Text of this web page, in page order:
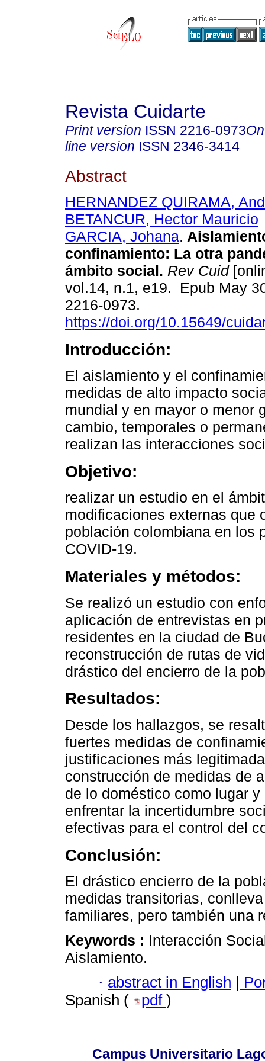
Revista Cuidarte
Print version ISSN 2216-0973
line version ISSN 2346-3414
Abstract
HERNANDEZ QUIRAMA,
BETANCUR, Hector Mauricio
GARCIA, Johana.
confinamiento: La otra
ámbito social. Rev Cuid
vol.14, n.1, e19. Epub May
2216-0973.
https://doi.org/10.15649/
Introducción:
El aislamiento y el
medidas de alto impacto
mundial y en mayor o menor
cambio, temporales o
realizan las interacciones
Objetivo:
realizar un estudio en el
modificaciones externas que
población colombiana en los
COVID-19.
Materiales y métodos:
Se realizó un estudio con
aplicación de entrevistas en
residentes en la ciudad de
reconstrucción de rutas de
drástico del encierro de la
Resultados:
Desde los hallazgos, se
fuertes medidas de
justificaciones más
construcción de medidas de
de lo doméstico como lugar
enfrentar la incertidumbre
efectivas para el control del
Conclusión:
El drástico encierro de la
medidas transitorias,
familiares, pero también una
Keywords : Interacción
Aislamiento.
· abstract in English
Spanish (
pdf )
Campus Universitario